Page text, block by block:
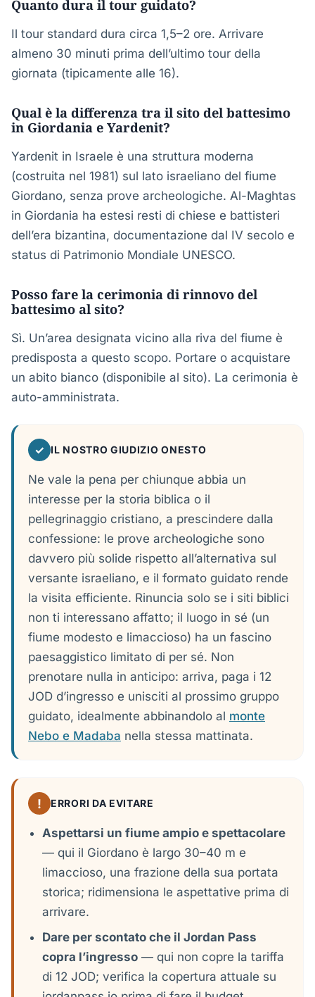
Quanto dura il tour guidato?
Il tour standard dura circa 1,5–2 ore. Arrivare
almeno 30 minuti prima dell’ultimo tour della
giornata (tipicamente alle 16).
Qual è la differenza tra il sito del battesimo
in Giordania e Yardenit?
Yardenit in Israele è una struttura moderna
(costruita nel 1981) sul lato israeliano del fiume
Giordano, senza prove archeologiche. Al-Maghtas
in Giordania ha estesi resti di chiese e battisteri
dell’era bizantina, documentazione dal IV secolo e
status di Patrimonio Mondiale UNESCO.
Posso fare la cerimonia di rinnovo del
battesimo al sito?
Sì. Un’area designata vicino alla riva del fiume è
predisposta a questo scopo. Portare o acquistare
un abito bianco (disponibile al sito). La cerimonia è
auto-amministrata.
✓ IL NOSTRO GIUDIZIO ONESTO
Ne vale la pena per chiunque abbia un
interesse per la storia biblica o il
pellegrinaggio cristiano, a prescindere dalla
confessione: le prove archeologiche sono
davvero più solide rispetto all’alternativa sul
versante israeliano, e il formato guidato rende
la visita efficiente. Rinuncia solo se i siti biblici
non ti interessano affatto; il luogo in sé (un
fiume modesto e limaccioso) ha un fascino
paesaggistico limitato di per sé. Non
prenotare nulla in anticipo: arriva, paga i 12
JOD d’ingresso e unisciti al prossimo gruppo
guidato, idealmente abbinandolo al monte
Nebo e Madaba nella stessa mattinata.
! ERRORI DA EVITARE
Aspettarsi un fiume ampio e spettacolare
— qui il Giordano è largo 30–40 m e
limaccioso, una frazione della sua portata
storica; ridimensiona le aspettative prima di
arrivare.
Dare per scontato che il Jordan Pass
copra l’ingresso — qui non copre la tariffa
di 12 JOD; verifica la copertura attuale su